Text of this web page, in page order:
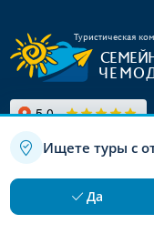
Ищете туры с
Да
Туристическая
Канал в Max
Используя данный сайт,
файлов cookie